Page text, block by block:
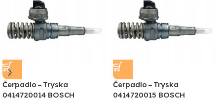
Čerpadlo – Tryska
0414720014 BOSCH
Čerpadlo – Tryska
0414720015 BOSCH